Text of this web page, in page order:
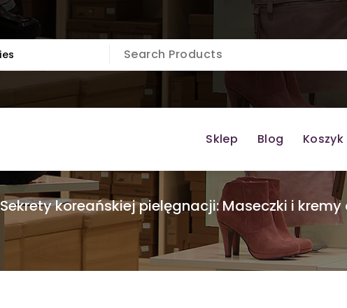
Sklep Blog Koszyk
Sekrety koreańskiej pielęgnacji: Maseczki i